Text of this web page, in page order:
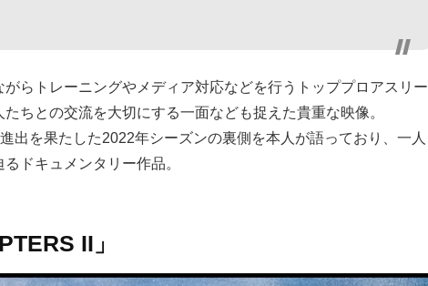
らトレーニングやメディア対応などを行うトッププロアスリー
ちとの交流を大切にする一面なども捉えた貴重な映像。
出を果たした2022年シーズンの裏側を本人が語っており、一人
ドキュメンタリー作品。
II」